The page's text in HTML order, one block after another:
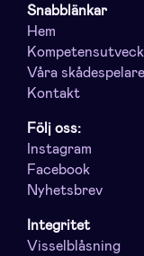
Snabblänkar
Hem
Våra skådespelare
Kontakt
Följ oss:
Instagram
Facebook
Nyhetsbrev
Integritet
Visselblåsning